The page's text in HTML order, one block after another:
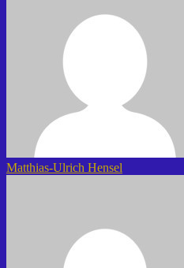
Matthias-Ulrich Hensel